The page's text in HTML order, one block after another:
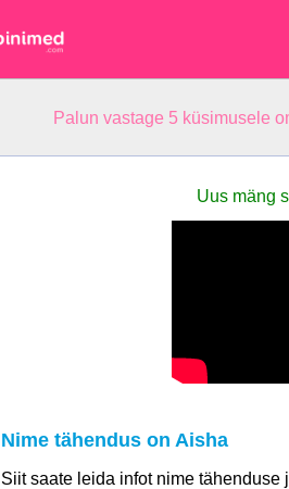
Palun vastage 5 küsimusele
Uus mäng
Nime tähendus on Aisha
Siit saate leida infot nime tähenduse